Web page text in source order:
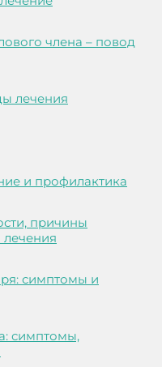
члена – повод
лечения
и профилактика
причины
симптомы и
симптомы,